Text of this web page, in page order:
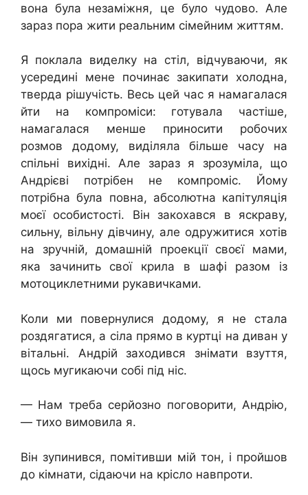
вона була незаміжня, це було чудово. Але
зараз пора жити реальним сімейним життям.
Я поклала виделку на стіл, відчуваючи, як
усередині мене починає закипати холодна,
тверда рішучість. Весь цей час я намагалася
йти на компроміси: готувала частіше,
намагалася менше приносити робочих
розмов додому, виділяла більше часу на
спільні вихідні. Але зараз я зрозуміла, що
Андрієві потрібен не компроміс. Йому
потрібна була повна, абсолютна капітуляція
моєї особистості. Він закохався в яскраву,
сильну, вільну дівчину, але одружитися хотів
на зручній, домашній проекції своєї мами,
яка зачинить свої крила в шафі разом із
мотоциклетними рукавичками.
Коли ми повернулися додому, я не стала
роздягатися, а сіла прямо в куртці на диван у
вітальні. Андрій заходився знімати взуття,
щось мугикаючи собі під ніс.
— Нам треба серйозно поговорити, Андрію,
— тихо вимовила я.
Він зупинився, помітивши мій тон, і пройшов
до кімнати, сідаючи на крісло навпроти.